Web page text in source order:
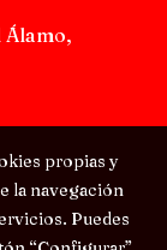
Álamo,
propias y
la navegación
Puedes